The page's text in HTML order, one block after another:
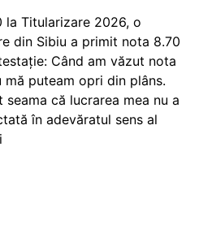
la Titularizare 2026, o
din Sibiu a primit nota 8.70
Când am văzut nota
mă puteam opri din plâns.
seama că lucrarea mea nu a
în adevăratul sens al